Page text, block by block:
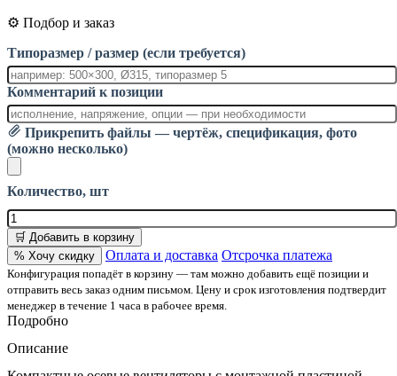
⚙️ Подбор и заказ
Типоразмер / размер (если требуется)
Комментарий к позиции
Прикрепить файлы — чертёж, спецификация, фото
(можно несколько)
Количество, шт
🛒 Добавить в корзину
% Хочу скидку
Оплата и доставка Отсрочка платежа
Конфигурация попадёт в корзину — там можно добавить ещё позиции и
отправить весь заказ одним письмом. Цену и срок изготовления подтвердит
менеджер в течение 1 часа в рабочее время.
Подробно
Описание